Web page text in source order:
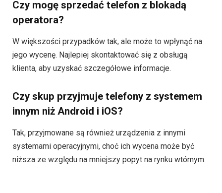
Czy mogę sprzedać telefon z blokadą
operatora?
W większości przypadków tak, ale może to wpłynąć na
jego wycenę. Najlepiej skontaktować się z obsługą
klienta, aby uzyskać szczegółowe informacje.
Czy skup przyjmuje telefony z systemem
innym niż Android i iOS?
Tak, przyjmowane są również urządzenia z innymi
systemami operacyjnymi, choć ich wycena może być
niższa ze względu na mniejszy popyt na rynku wtórnym.